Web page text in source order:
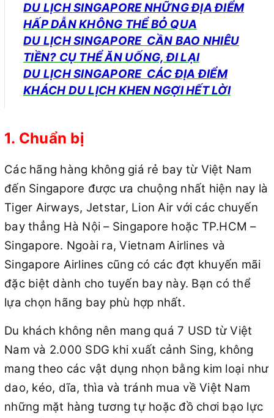
DU LỊCH SINGAPORENHỮNG ĐỊA ĐIỂM
HẤP DẪN KHÔNG THỂ BỎ QUA
DU LỊCHSINGAPORE CẦN BAO NHIÊU
TIỀN? CỤ THỂ ĂN UỐNG, ĐI LẠI
DU LỊCHSINGAPORE CÁC ĐỊA ĐIỂM
KHÁCH DU LỊCH KHEN NGỢI HẾT LỜI
1. Chuẩn bị
Các hãng hàng không giá rẻ bay từ Việt Nam
đến Singapore được ưa chuộng nhất hiện nay là
Tiger Airways, Jetstar, Lion Air với các chuyến
bay thẳng Hà Nội – Singapore hoặc TP.HCM –
Singapore. Ngoài ra, Vietnam Airlines và
Singapore Airlines cũng có các đợt khuyến mãi
đặc biệt dành cho tuyến bay này. Bạn có thể
lựa chọn hãng bay phù hợp nhất.
Du khách không nên mang quá 7 USD từ Việt
Nam và 2.000 SDG khi xuất cảnh Sing, không
mang theo các vật dụng nhọn bằng kim loại như
dao, kéo, dĩa, thìa và tránh mua về Việt Nam
những mặt hàng tương tự hoặc đồ chơi bạo lực